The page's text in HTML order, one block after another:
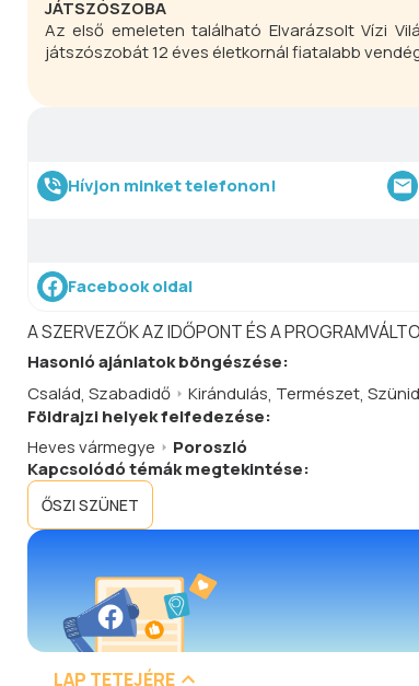
JÁTSZÓSZOBA
Az első emeleten található Elvarázsolt Vízi
játszószobát 12 éves életkornál fiatalabb
Hívjon minket telefonon!
Facebook oldal
A SZERVEZŐK AZ IDŐPONT ÉS A
Hasonlóajánlatokböngészése:
Család, Szabadidő Kirándulás, Természet,
Földrajzi helyek felfedezése:
Heves vármegye
Poroszló
Kapcsolódó témák megtekintése:
ŐSZI SZÜNET
LAP TETEJÉRE